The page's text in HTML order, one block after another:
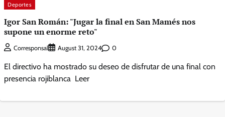
Deportes
Igor San Román: "Jugar la final en San Mamés nos
supone un enorme reto"
Corresponsal August 31, 2024 0
El directivo ha mostrado su deseo de disfrutar de una final con
presencia rojiblanca Leer